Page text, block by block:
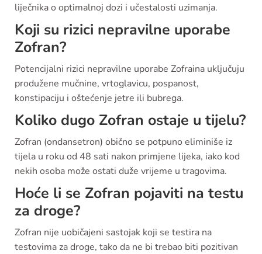
liječnika o optimalnoj dozi i učestalosti uzimanja.
Koji su rizici nepravilne uporabe
Zofran?
Potencijalni rizici nepravilne uporabe Zofraina uključuju
produžene mučnine, vrtoglavicu, pospanost,
konstipaciju i oštećenje jetre ili bubrega.
Koliko dugo Zofran ostaje u tijelu?
Zofran (ondansetron) obično se potpuno eliminiše iz
tijela u roku od 48 sati nakon primjene lijeka, iako kod
nekih osoba može ostati duže vrijeme u tragovima.
Hoće li se Zofran pojaviti na testu
za droge?
Zofran nije uobičajeni sastojak koji se testira na
testovima za droge, tako da ne bi trebao biti pozitivan